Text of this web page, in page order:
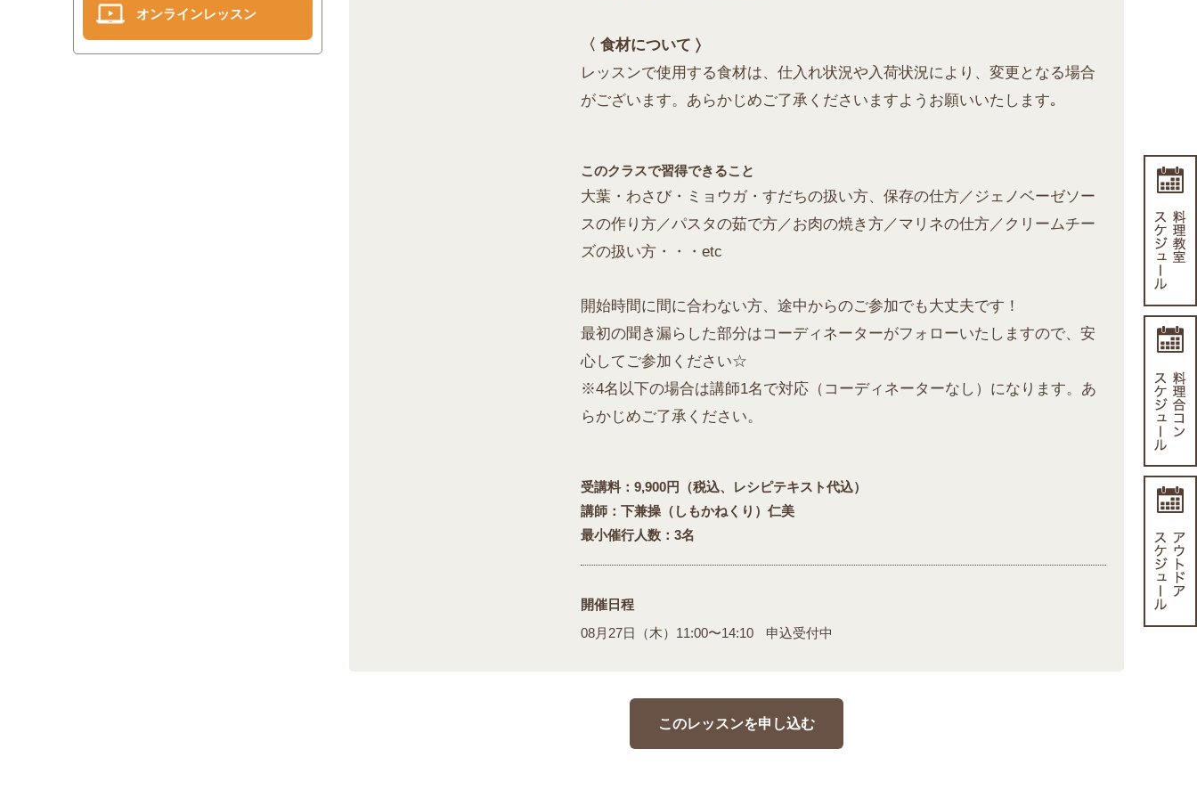
〈 食材について 〉
レッスンで使用する食材は、仕入れ状況や入荷状況により、変更となる場合
がございます。あらかじめご了承くださいますようお願いいたします｡
このクラスで習得できること
大葉・わさび・ミョウガ・すだちの扱い方、保存の仕方／ジェノベーゼソー
スの作り方／パスタの茹で方／お肉の焼き方／マリネの仕方／クリームチー
ズの扱い方・・・etc
開始時間に間に合わない方、途中からのご参加でも大丈夫です！
最初の聞き漏らした部分はコーディネーターがフォローいたしますので、安
心してご参加ください☆
※4名以下の場合は講師1名で対応（コーディネーターなし）になります。あ
らかじめご了承ください。
受講料：9,900円（税込、レシピテキスト代込）
講師：下兼操（しもかねくり）仁美
最小催行人数：3名
開催日程
08月27日（木）11:00〜14:10
申込受付中
このレッスンを申し込む
オンラインレッスン